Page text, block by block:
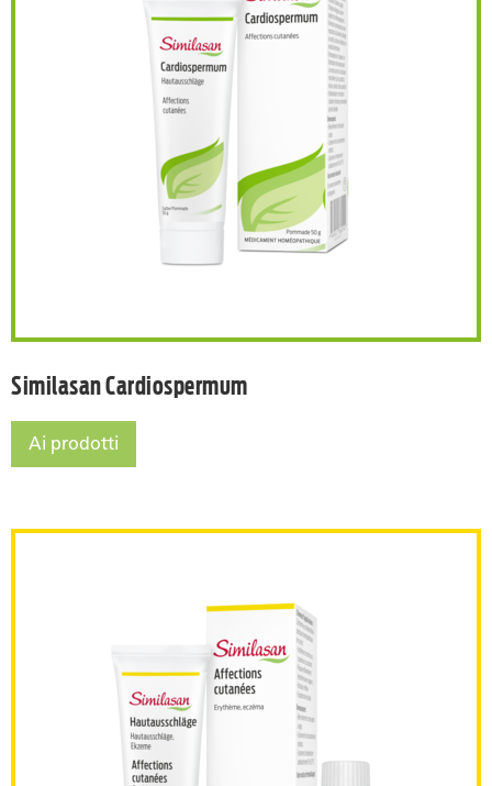
Similasan Cardiospermum
Similasan Cardiospermum
Similasan Cardiospermum
Ai prodotti
Similasan Eruzioni cutanee